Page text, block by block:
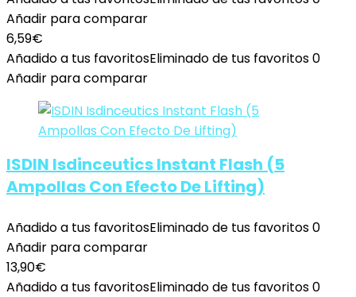
Añadir para comparar
6,59€
Añadido a tus favoritosEliminado de tus favoritos0
Añadir para comparar
ISDIN Isdinceutics Instant Flash (5
Ampollas Con Efecto De Lifting)
Añadido a tus favoritosEliminado de tus favoritos0
Añadir para comparar
13,90€
Añadido a tus favoritosEliminado de tus favoritos0